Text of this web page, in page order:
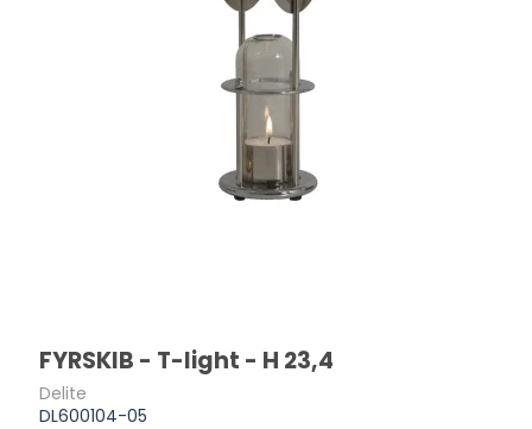
FYRSKIB - T-light - H 23,4
Delite
DL600104-05